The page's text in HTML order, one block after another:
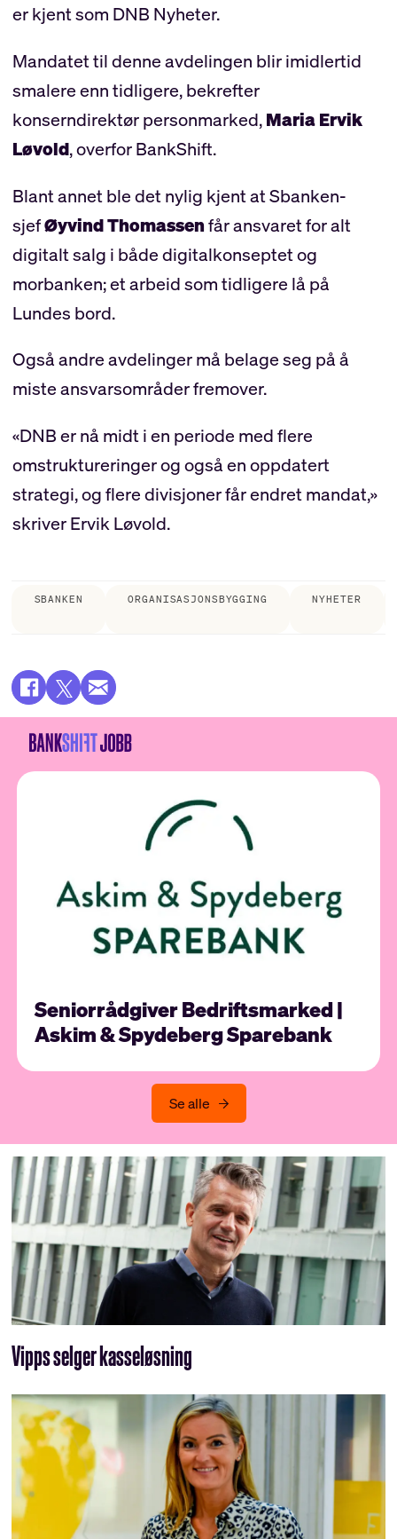
er kjent som DNB Nyheter.
Mandatet til denne avdelingen blir imidlertid
smalere enn tidligere, bekrefter
konserndirektør personmarked,Maria Ervik
Løvold, overfor BankShift.
Blant annet ble det nylig kjent at Sbanken-
sjefØyvind Thomassenfår ansvaret for alt
digitalt salg i både digitalkonseptet og
morbanken; et arbeid som tidligere lå på
Lundes bord.
Også andre avdelinger må belage seg på å
miste ansvarsområder fremover.
«DNB er nå midt i en periode med flere
omstruktureringer og også en oppdatert
strategi, og flere divisjoner får endret mandat,»
skriver Ervik Løvold.
SBANKEN ORGANISASJONSBYGGING NYHETER
Seniorrådgiver Bedriftsmarked |
Askim & Spydeberg Sparebank
Se alle
Vipps selger kasseløsning